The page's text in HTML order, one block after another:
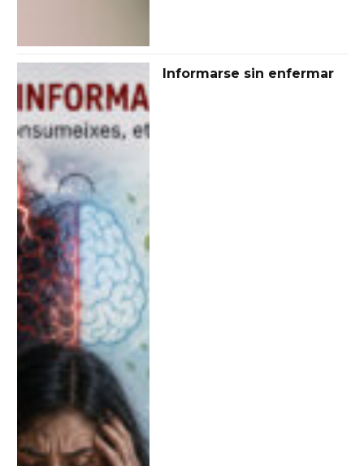
Informarse sin enfermar